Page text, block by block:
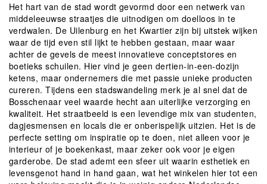
Inloggen
Het hart van de stad wordt gevormd door een netwerk van
middeleeuwse straatjes die uitnodigen om doelloos in te
verdwalen. De Uilenburg en het Kwartier zijn bij uitstek wijken
waar de tijd even stil lijkt te hebben gestaan, maar waar
achter de gevels de meest innovatieve conceptstores en
boetieks schuilen. Hier vind je geen dertien-in-een-dozijn
ketens, maar ondernemers die met passie unieke producten
cureren. Tijdens een stadswandeling merk je al snel dat de
Bosschenaar veel waarde hecht aan uiterlijke verzorging en
kwaliteit. Het straatbeeld is een levendige mix van studenten,
dagjesmensen en locals die er onberispelijk uitzien. Het is de
perfecte setting om inspiratie op te doen, niet alleen voor je
interieur of je boekenkast, maar zeker ook voor je eigen
garderobe. De stad ademt een sfeer uit waarin esthetiek en
levensgenot hand in hand gaan, wat het winkelen hier tot een